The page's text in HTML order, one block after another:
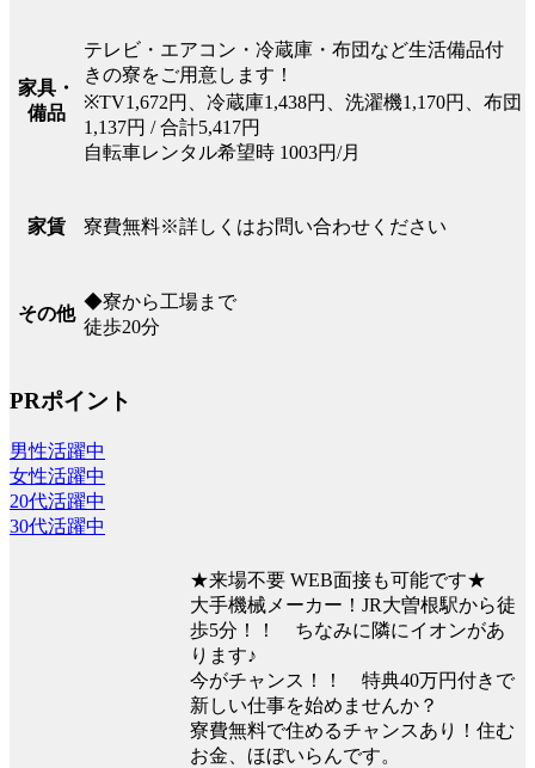
家具・
備品
テレビ・エアコン・冷蔵庫・布団など生活備品付
きの寮をご用意します！
※TV1,672円、冷蔵庫1,438円、洗濯機1,170円、布団
1,137円 / 合計5,417円
自転車レンタル希望時 1003円/月
家賃 寮費無料※詳しくはお問い合わせください
その他
◆寮から工場まで
徒歩20分
PRポイント
男性活躍中
女性活躍中
20代活躍中
30代活躍中
★来場不要 WEB面接も可能です★
大手機械メーカー！JR大曽根駅から徒
歩5分！！ ちなみに隣にイオンがあ
ります♪
今がチャンス！！ 特典40万円付きで
新しい仕事を始めませんか？
寮費無料で住めるチャンスあり！住む
お金、ほぼいらんです。